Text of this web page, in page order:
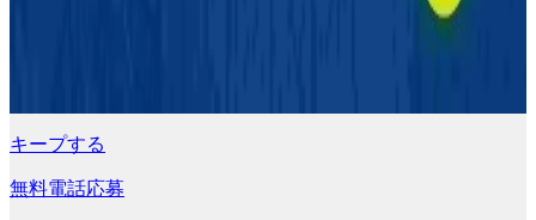
キープする
無料電話応募